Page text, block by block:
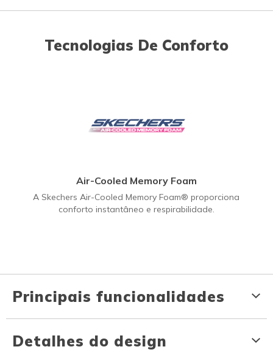
Tecnologias De Conforto
Air-Cooled Memory Foam
A Skechers Air-Cooled Memory Foam® proporciona
conforto instantâneo e respirabilidade.
Principais funcionalidades
Detalhes do design